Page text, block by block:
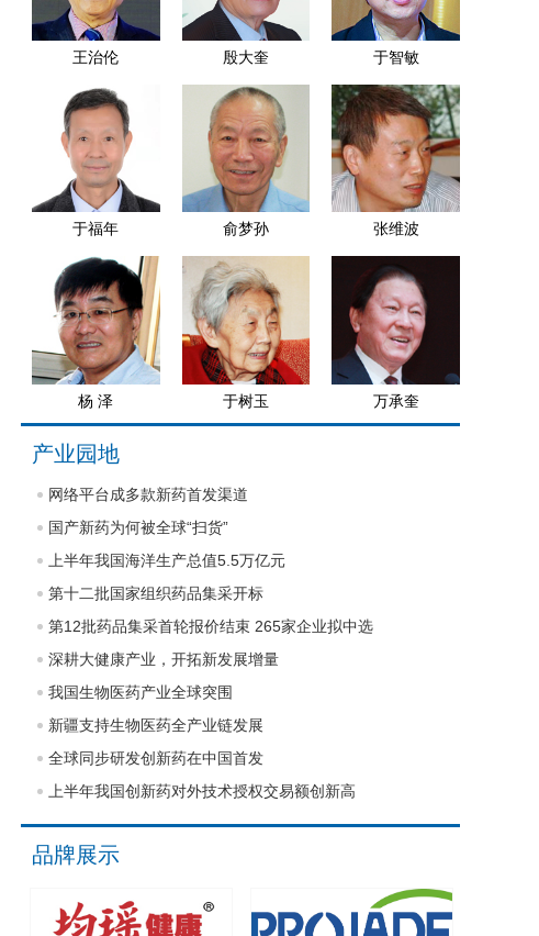
王治伦 殷大奎 于智敏
于福年 俞梦孙 张维波
杨 泽 于树玉 万承奎
产业园地
网络平台成多款新药首发渠道
国产新药为何被全球“扫货”
上半年我国海洋生产总值5.5万亿元
第十二批国家组织药品集采开标
第12批药品集采首轮报价结束 265家企业拟中选
深耕大健康产业，开拓新发展增量
我国生物医药产业全球突围
新疆支持生物医药全产业链发展
全球同步研发创新药在中国首发
上半年我国创新药对外技术授权交易额创新高
品牌展示